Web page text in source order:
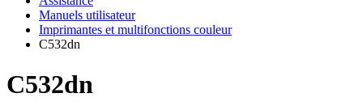
Manuels utilisateur
Imprimantes et multifonctions couleur
C532dn
C532dn